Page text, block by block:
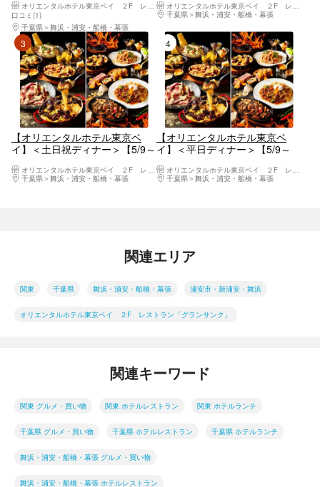
席のご予約必須★
オリエンタルホテル東京ベイ ２F レストラン「グランサンク」
口コミ(1)
千葉県
舞浜・浦安・船橋・幕張
席のご予約必須★
オリエンタルホテル東京ベイ ２F レストラン「グランサンク」
千葉県
舞浜・浦安・船橋・幕張
3位
【オリエンタルホテル東京ベ
イ】＜土日祝ディナー＞【5/9～
席のご予約必須★
千葉県
舞浜・浦安・船橋・幕張
4位
【オリエンタルホテル東京ベ
イ】＜平日ディナー＞【5/9～
席のご予約必須★
千葉県
舞浜・浦安・船橋・幕張
関連エリア
関東 千葉県 舞浜・浦安・船橋・幕張 浦安市・新浦安・舞浜
オリエンタルホテル東京ベイ ２F レストラン「グランサンク」
関連キーワード
関東 グルメ・買い物 関東 ホテルレストラン 関東 ホテルランチ
千葉県 グルメ・買い物 千葉県 ホテルレストラン 千葉県 ホテルランチ
舞浜・浦安・船橋・幕張 グルメ・買い物
舞浜・浦安・船橋・幕張 ホテルレストラン